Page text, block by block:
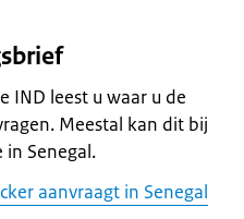
IND leest u waar u de
Meestal kan dit bij
in Senegal.
aanvraagt in Senegal